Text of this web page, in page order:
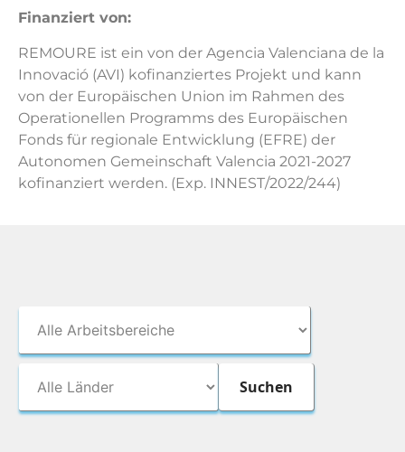
Finanziert von:
REMOURE ist ein von der Agencia Valenciana de la
Innovació (AVI) kofinanziertes Projekt und kann
von der Europäischen Union im Rahmen des
Operationellen Programms des Europäischen
Fonds für regionale Entwicklung (EFRE) der
Autonomen Gemeinschaft Valencia 2021-2027
kofinanziert werden. (Exp. INNEST/2022/244)